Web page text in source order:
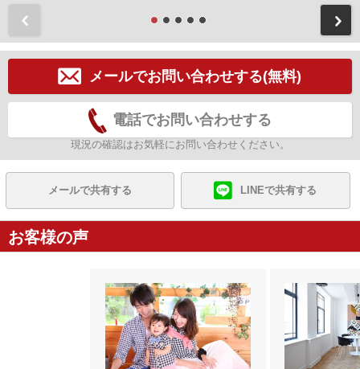
メールでお問い合わせする(無料)
電話でお問い合わせする
現況の確認はお気軽にお問い合わせください。
メールで共有する LINEで共有する
お客様の声